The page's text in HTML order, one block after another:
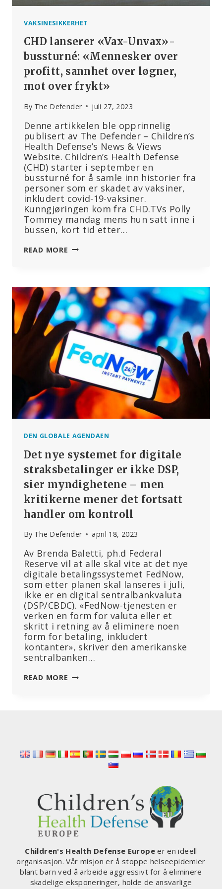
VAKSINESIKKERHET
CHD lanserer «Vax-Unvax»-
bussturné: «Mennesker over
profitt, sannhet over løgner,
mot over frykt»
By The Defender juli 27, 2023
Denne artikkelen ble opprinnelig
publisert av The Defender – Children’s
Health Defense’s News & Views
Website. Children’s Health Defense
(CHD) starter i september en
bussturné for å samle inn historier fra
personer som er skadet av vaksiner,
inkludert covid-19-vaksiner.
Kunngjøringen kom fra CHD.TVs Polly
Tommey mandag mens hun satt inne i
bussen, kort tid etter…
READ MORE CHD
BUSSTURNÉ:
«MENNESKER
OVER
PROFITT,
SANNHET
OVER
LØGNER,
MOT
FRYKT»
DEN GLOBALE AGENDAEN
Det nye systemet for digitale
straksbetalinger er ikke DSP,
sier myndighetene – men
kritikerne mener det fortsatt
handler om kontroll
By The Defender april 18, 2023
Av Brenda Baletti, ph.d Federal
Reserve vil at alle skal vite at det nye
digitale betalingssystemet FedNow,
som etter planen skal lanseres i juli,
ikke er en digital sentralbankvaluta
(DSP/CBDC). «FedNow-tjenesten er
verken en form for valuta eller et
skritt i retning av å eliminere noen
form for betaling, inkludert
kontanter», skriver den amerikanske
sentralbanken…
READ MORE DET
IKKE
DSP,
MEN
KRITIKERNE
MENER
DET
HANDLER
OM
KONTROLL
Children's Health Defense Europeer en ideell
organisasjon. Vår misjon er å stoppe helseepidemier
blant barn ved å arbeide aggressivt for å eliminere
skadelige eksponeringer, holde de ansvarlige